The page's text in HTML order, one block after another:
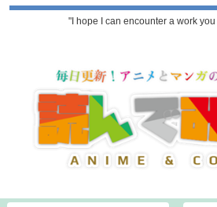
"I hope I can encounter a work